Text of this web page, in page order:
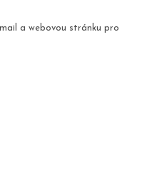
a webovou stránku pro